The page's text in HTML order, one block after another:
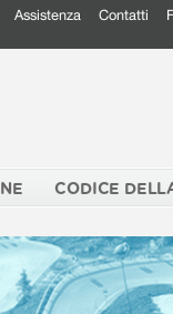
Assistenza Contatti
CODICE